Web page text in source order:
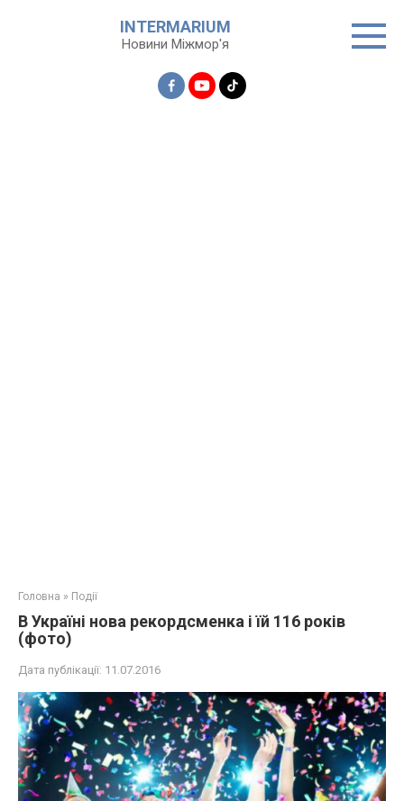
INTERMARIUM
Новини Міжмор'я
Головна » Події
В Україні нова рекордсменка і їй 116 років
(фото)
Дата публікації: 11.07.2016